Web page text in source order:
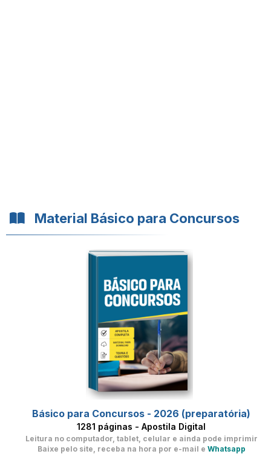
Material Básico para Concursos
Básico para Concursos - 2026 (preparatória)
1281 páginas - Apostila Digital
Leitura no computador, tablet, celular e ainda pode imprimir
Baixe pelo site, receba na hora por e-mail e Whatsapp